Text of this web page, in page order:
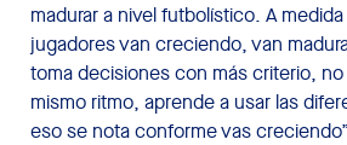
madurar a nivel futbolístico. A
jugadores van creciendo, van
toma decisiones con más criterio,
mismo ritmo, aprende a usar las
eso se nota conforme vas